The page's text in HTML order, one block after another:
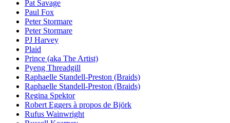
Pat Savage
Paul Fox
Peter Stormare
Peter Stormare
PJ Harvey
Plaid
Prince (aka The Artist)
Pyeng Threadgill
Raphaelle Standell-Preston (Braids)
Raphaelle Standell-Preston (Braids)
Regina Spektor
Robert Eggers à propos de Björk
Rufus Wainwright